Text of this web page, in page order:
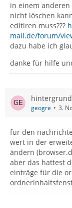
in einem
nicht löschen
editiren muss???
mail.de/forum/
dazu habe ich
danke für hilfe
geogre 3.
für den
wert in der
ändern
aber das hattest
einträge für die